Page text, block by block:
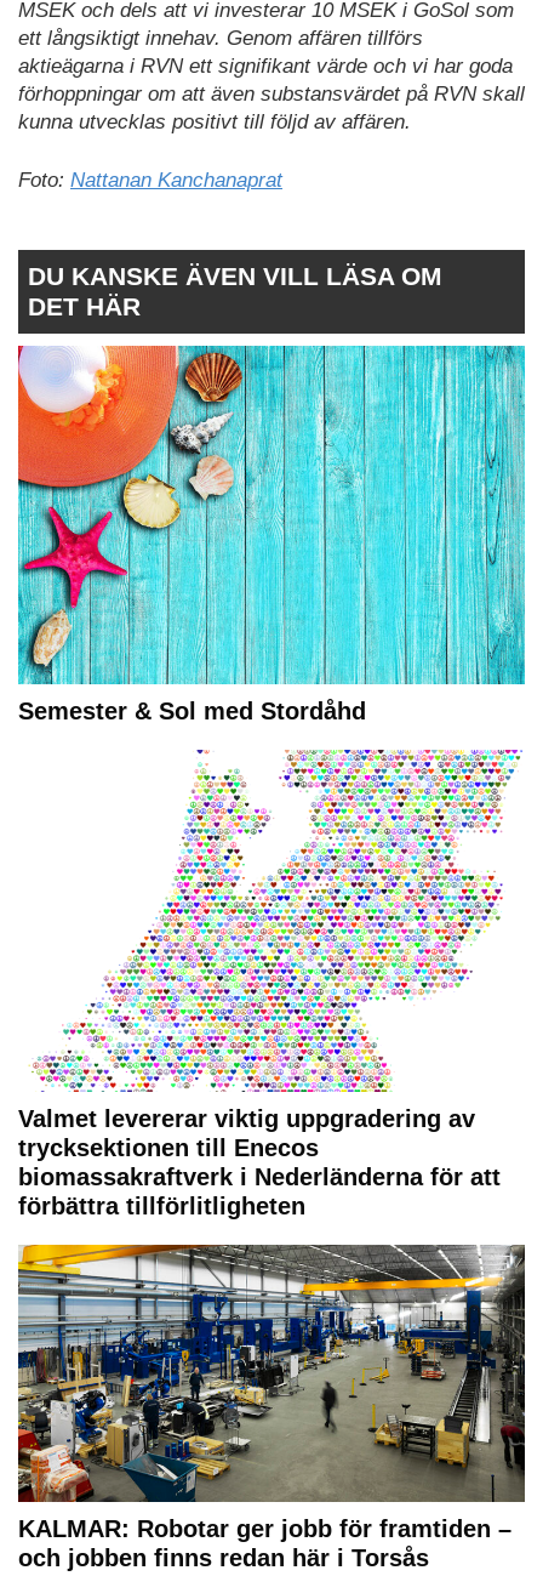
MSEK och dels att vi investerar 10 MSEK i GoSol som
ett långsiktigt innehav. Genom affären tillförs
aktieägarna i RVN ett signifikant värde och vi har goda
förhoppningar om att även substansvärdet på RVN skall
kunna utvecklas positivt till följd av affären.
Foto: Nattanan Kanchanaprat
DU KANSKE ÄVEN VILL LÄSA OM
DET HÄR
Semester & Sol med Stordåhd
Valmet levererar viktig uppgradering av
trycksektionen till Enecos
biomassakraftverk i Nederländerna för att
förbättra tillförlitligheten
KALMAR: Robotar ger jobb för framtiden –
och jobben finns redan här i Torsås